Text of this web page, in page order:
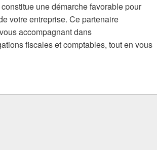
une démarche favorable pour
votre entreprise. Ce partenaire
accompagnant dans
fiscales et comptables, tout en vous